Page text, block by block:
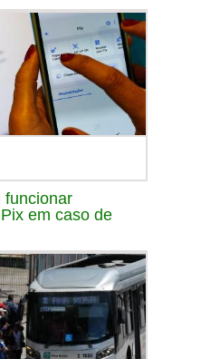
funcionar
em caso de